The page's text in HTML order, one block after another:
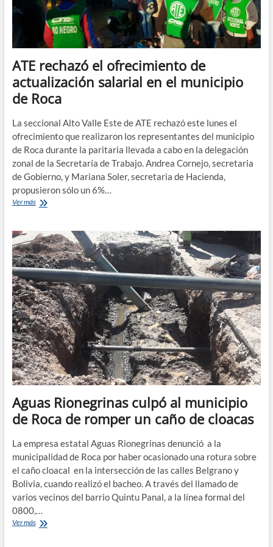
ATE rechazó el ofrecimiento de
actualización salarial en el municipio
de Roca
La seccional Alto Valle Este de ATE rechazó este lunes el
ofrecimiento que realizaron los representantes del municipio
de Roca durante la paritaria llevada a cabo en la delegación
zonal de la Secretaría de Trabajo. Andrea Cornejo, secretaria
de Gobierno, y Mariana Soler, secretaria de Hacienda,
propusieron sólo un 6%…
Ver másATE
ofrecimiento
de
actualización
salarial
en
el
municipio
de
Roca
Aguas Rionegrinas culpó al municipio
de Roca de romper un caño de cloacas
La empresa estatal Aguas Rionegrinas denunció a la
municipalidad de Roca por haber ocasionado una rotura sobre
el caño cloacal en la intersección de las calles Belgrano y
Bolivia, cuando realizó el bacheo. A través del llamado de
varios vecinos del barrio Quintu Panal, a la línea formal del
0800,…
Ver másAguas